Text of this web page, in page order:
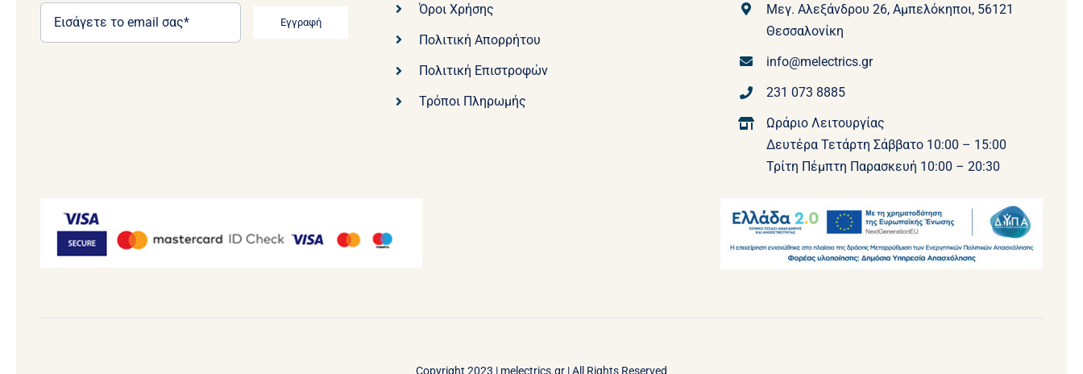
Εγγραφή
Όροι Χρήσης
Πολιτική Απορρήτου
Πολιτική Επιστροφών
Τρόποι Πληρωμής
Μεγ. Αλεξάνδρου 26, Αμπελόκηποι, 56121
Θεσσαλονίκη
info@melectrics.gr
231 073 8885
Ωράριο Λειτουργίας
Δευτέρα Τετάρτη Σάββατο 10:00 – 15:00
Τρίτη Πέμπτη Παρασκευή 10:00 – 20:30
Copyright 2023 | melectrics.gr | All Rights Reserved